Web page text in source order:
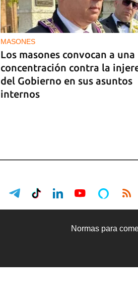
MÚSICA
Un público enamorado de
Cruz desafía la censura en un
homenaje en La Habana
MASONES
Los masones convocan a una
concentración contra la
del Gobierno en sus asuntos
internos
La Cuevita, el verdadero
Normas para